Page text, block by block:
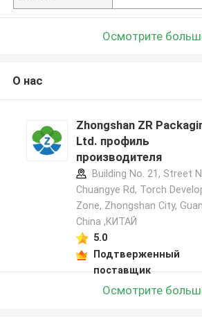
Осмотрите
О нас
Zhongshan ZR
Ltd. профиль
производителя
Building No. 21, Street
Chuangye Rd, Torch
Zone, Zhongshan City,
China ,КИТАЙ
5.0
Подтверженный
поставщик
Осмотрите